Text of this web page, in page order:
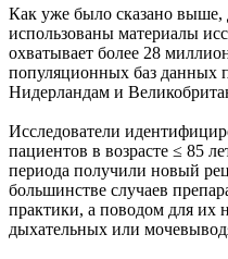
Как уже было сказано выше,
использованы материалы
охватывает более 28
популяционных баз данных
Нидерландам и
Исследователи
пациентов в возрасте ≤ 85
периода получили новый
большинстве случаев
практики, а поводом для их
дыхательных или